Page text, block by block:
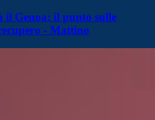
il Genoa: il punto sulle
- Mattino